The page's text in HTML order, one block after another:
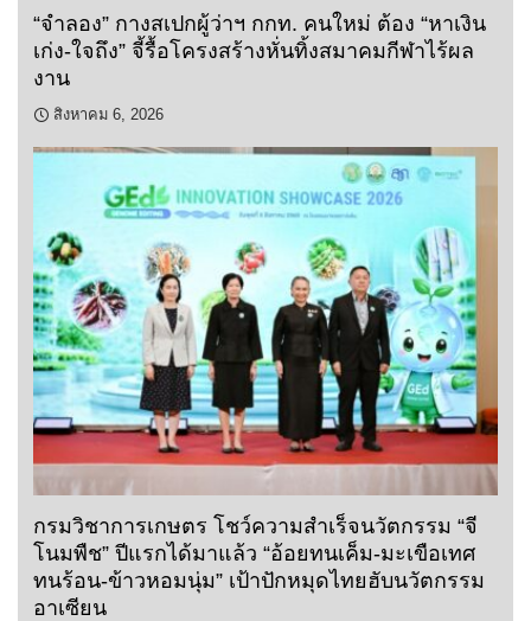
“จำลอง” กางสเปกผู้ว่าฯ กกท. คนใหม่ ต้อง “หาเงิน
เก่ง-ใจถึง” จี้รื้อโครงสร้างหั่นทิ้งสมาคมกีฬาไร้ผล
งาน
สิงหาคม 6, 2026
กรมวิชาการเกษตร โชว์ความสำเร็จนวัตกรรม “จี
โนมพืช” ปีแรกได้มาแล้ว “อ้อยทนเค็ม-มะเขือเทศ
ทนร้อน-ข้าวหอมนุ่ม” เป้าปักหมุดไทยฮับนวัตกรรม
อาเซียน